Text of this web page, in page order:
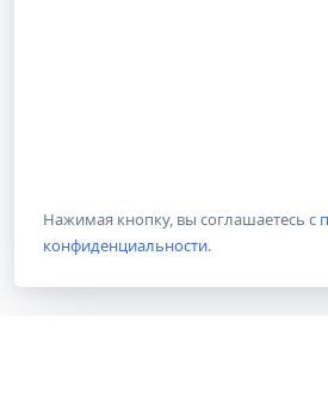
Нажимая кнопку, вы соглашаетесь с
конфиденциальности.